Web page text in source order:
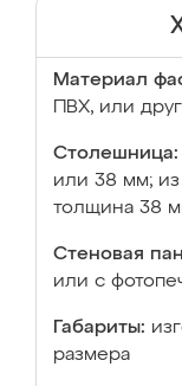
Материал
ПВХ, или
Столешница:
или 38 мм; из
толщина 38
Стеновая
или с
Габариты:
размера